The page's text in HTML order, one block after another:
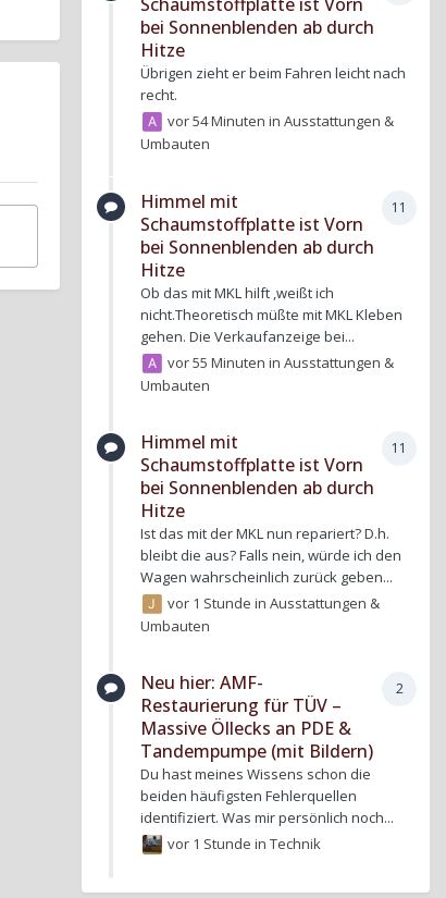
bei Sonnenblenden ab durch
Hitze
Übrigen zieht er beim Fahren leicht nach
recht.
vor 54 MinuteninAusstattungen &
Umbauten
11
Himmel mit
Schaumstoffplatte ist Vorn
bei Sonnenblenden ab durch
Hitze
Ob das mit MKL hilft ,weißt ich
nicht.Theoretisch müßte mit MKL Kleben
gehen. Die Verkaufanzeige bei...
vor 55 MinuteninAusstattungen &
Umbauten
11
Himmel mit
Schaumstoffplatte ist Vorn
bei Sonnenblenden ab durch
Hitze
Ist das mit der MKL nun repariert? D.h.
bleibt die aus? Falls nein, würde ich den
Wagen wahrscheinlich zurück geben...
vor 1 Stunde inAusstattungen &
Umbauten
2
Neu hier: AMF-
Restaurierung für TÜV –
Massive Öllecks an PDE &
Tandempumpe (mit Bildern)
Du hast meines Wissens schon die
beiden häufigsten Fehlerquellen
identifiziert. Was mir persönlich noch...
vor 1 Stunde inTechnik